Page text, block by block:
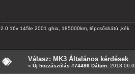
2.0 16v 145le 2001 ghia, 185000km, lépcsőshátú ,kék
Válasz: MK3 Általános kérdések
« Új hozzászólás #74496 Dátum: